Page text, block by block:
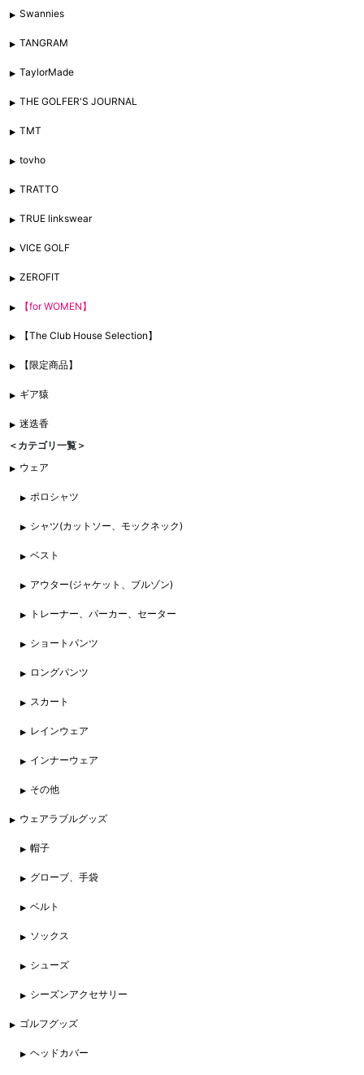
Swannies
TANGRAM
TaylorMade
THE GOLFER'S JOURNAL
TMT
tovho
TRATTO
TRUE linkswear
VICE GOLF
ZEROFIT
【for WOMEN】
【The Club House Selection】
【限定商品】
ギア猿
迷迭香
＜カテゴリ一覧＞
ウェア
ポロシャツ
シャツ(カットソー、モックネック)
ベスト
アウター(ジャケット、ブルゾン)
トレーナー、パーカー、セーター
ショートパンツ
ロングパンツ
スカート
レインウェア
インナーウェア
その他
ウェアラブルグッズ
帽子
グローブ、手袋
ベルト
ソックス
シューズ
シーズンアクセサリー
ゴルフグッズ
ヘッドカバー